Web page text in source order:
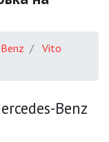
Vito
Benz